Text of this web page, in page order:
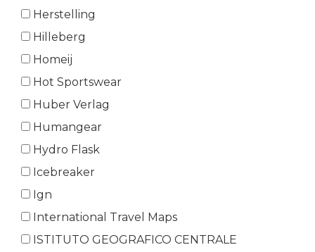
Herstelling
Hilleberg
Homeij
Hot Sportswear
Huber Verlag
Humangear
Hydro Flask
Icebreaker
Ign
International Travel Maps
ISTITUTO GEOGRAFICO CENTRALE